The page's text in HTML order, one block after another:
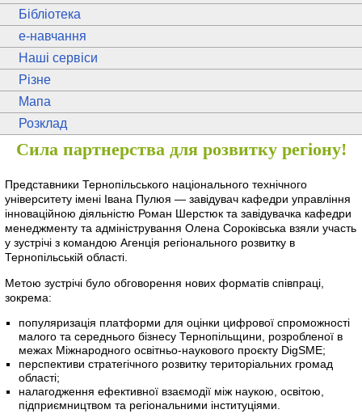
Бібліотека
e-навчання
Наші сервіси
Різне
Мапа
Розклад
Сила партнерства для розвитку регіону!
Представники Тернопільського національного технічного
університету імені Івана Пулюя — завідувач кафедри управління
інноваційною діяльністю Роман Шерстюк та завідувачка кафедри
менеджменту та адміністрування Олена Сороківська взяли участь
у зустрічі з командою Агенція регіонального розвитку в
Тернопільській області.
Метою зустрічі було обговорення нових форматів співпраці,
зокрема:
популяризація платформи для оцінки цифрової спроможності
малого та середнього бізнесу Тернопільщини, розробленої в
межах Міжнародного освітньо-наукового проєкту DigSME;
перспективи стратегічного розвитку територіальних громад
області;
налагодження ефективної взаємодії між наукою, освітою,
підприємництвом та регіональними інституціями.